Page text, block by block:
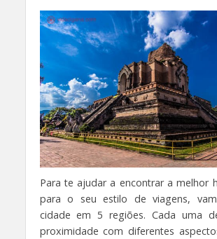
Para te ajudar a encontrar a melhor
para o seu estilo de viagens,
cidade em 5 regiões. Cada uma
proximidade com diferentes